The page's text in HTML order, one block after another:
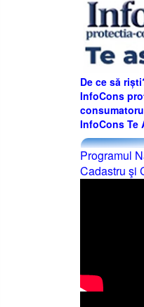
De ce să
InfoCons
InfoCons Te
Programul
Cadastru şi